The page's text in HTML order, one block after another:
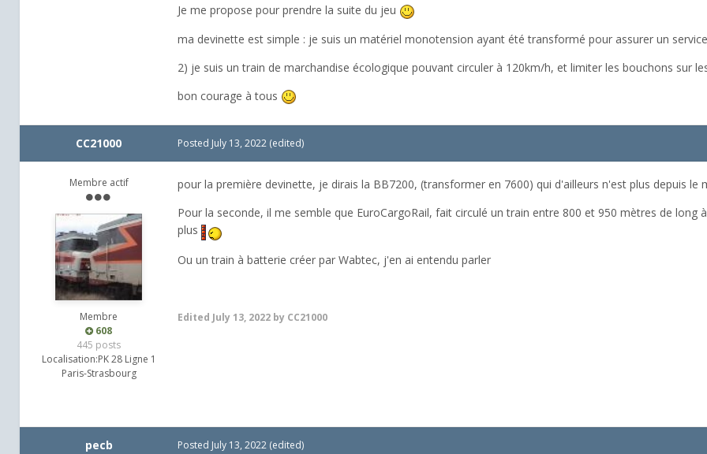
Je me propose pour prendre la suite du jeu
ma devinette est simple : je suis un matériel monotension ayant été transformé pour assurer un
2) je suis un train de marchandise écologique pouvant circuler à 120km/h, et limiter les bouchons sur
bon courage à tous
CC21000
Membre actif
Membre
608
445 posts
Localisation:PK 28 Ligne 1
Paris-Strasbourg
Posted July 13, 2022 (edited)
pour la première devinette, je dirais la BB7200, (transformer en 7600) qui d'ailleurs n'est plus depuis le
Pour la seconde, il me semble que EuroCargoRail, fait circulé un train entre 800 et 950 mètres de
plus
Ou un train à batterie créer par Wabtec, j'en ai entendu parler
Edited July 13, 2022 by CC21000
pecb Posted July 13, 2022 (edited)